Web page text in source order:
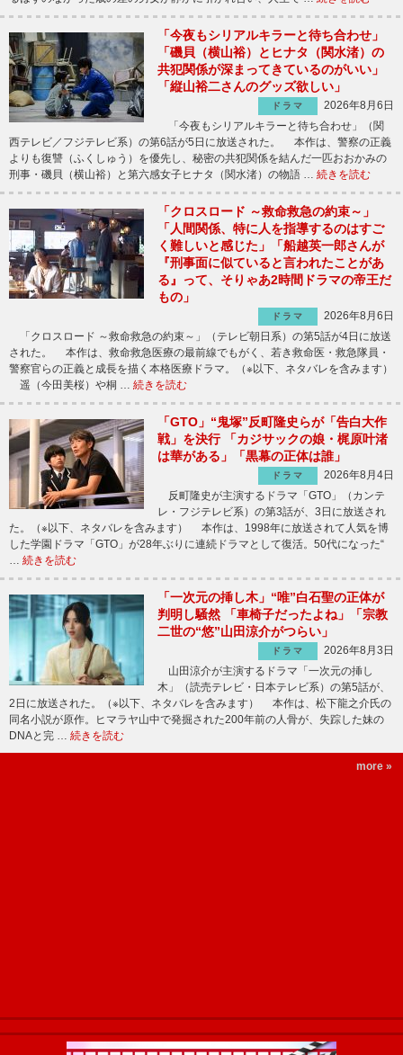
「今夜もシリアルキラーと待ち合わせ」
「磯貝（横山裕）とヒナタ（関水渚）の
共犯関係が深まってきているのがいい」
「縦山裕二さんのグッズ欲しい」
ドラマ
2026年8月6日
「今夜もシリアルキラーと待ち合わせ」（関
西テレビ／フジテレビ系）の第6話が5日に放送された。 本作は、警察の正義
よりも復讐（ふくしゅう）を優先し、秘密の共犯関係を結んだ一匹おおかみの
刑事・磯貝（横山裕）と第六感女子ヒナタ（関水渚）の物語 … 続きを読む
「クロスロード ～救命救急の約束～」
「人間関係、特に人を指導するのはすご
く難しいと感じた」「船越英一郎さんが
『刑事面に似ていると言われたことがあ
る』って、そりゃあ2時間ドラマの帝王だ
もの」
ドラマ
2026年8月6日
「クロスロード ～救命救急の約束～」（テレビ朝日系）の第5話が4日に放送
された。 本作は、救命救急医療の最前線でもがく、若き救命医・救急隊員・
警察官らの正義と成長を描く本格医療ドラマ。（※以下、ネタバレを含みます）
遥（今田美桜）や桐 … 続きを読む
「GTO」“鬼塚”反町隆史らが「告白大作
戦」を決行 「カジサックの娘・梶原叶渚
は華がある」「黒幕の正体は誰」
ドラマ
2026年8月4日
反町隆史が主演するドラマ「GTO」（カンテ
レ・フジテレビ系）の第3話が、3日に放送され
た。（※以下、ネタバレを含みます） 本作は、1998年に放送されて人気を博
した学園ドラマ「GTO」が28年ぶりに連続ドラマとして復活。50代になった“
続きを読む
「一次元の挿し木」“唯”白石聖の正体が
判明し騒然 「車椅子だったよね」「宗教
二世の“悠”山田涼介がつらい」
ドラマ
2026年8月3日
山田涼介が主演するドラマ「一次元の挿し
木」（読売テレビ・日本テレビ系）の第5話が、
2日に放送された。（※以下、ネタバレを含みます） 本作は、松下龍之介氏の
同名小説が原作。ヒマラヤ山中で発掘された200年前の人骨が、失踪した妹の
DNAと完 … 続きを読む
more »